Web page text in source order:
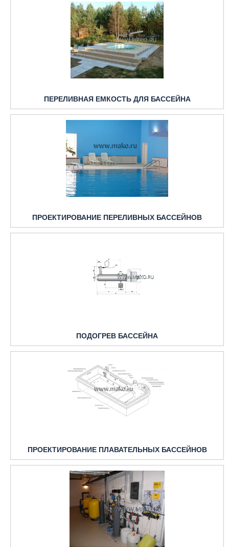
ПЕРЕЛИВНАЯ ЕМКОСТЬ ДЛЯ БАССЕЙНА
ПРОЕКТИРОВАНИЕ ПЕРЕЛИВНЫХ БАССЕЙНОВ
ПОДОГРЕВ БАССЕЙНА
ПРОЕКТИРОВАНИЕ ПЛАВАТЕЛЬНЫХ БАССЕЙНОВ